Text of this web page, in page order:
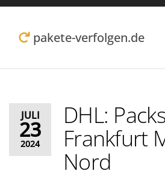
Zum
Inhalt pakete-verfolgen.de
JULI
23
2024
DHL:
Frankfurt
Nord